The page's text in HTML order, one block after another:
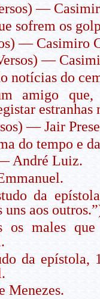
—
sofrem os
— Casimiro
—
notícias do
amigo que,
— Jair
do tempo e
André Luiz.
da
uns aos
os males que
da epístola,
Menezes.